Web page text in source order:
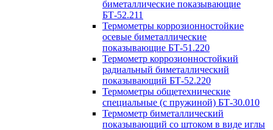
биметаллические показывающие
БТ-52.211
Термометры коррозионностойкие
осевые биметаллические
показывающие БТ-51.220
Термометр коррозионностойкий
радиальный биметаллический
показывающий БТ-52.220
Термометры общетехнические
специальные (с пружиной) БТ-30.010
Термометр биметаллический
показывающий со штоком в виде иглы